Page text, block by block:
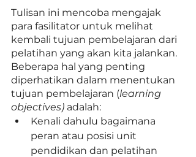
Tulisan ini mencoba mengajak
para fasilitator untuk melihat
kembali tujuan pembelajaran dari
pelatihan yang akan kita jalankan.
Beberapa hal yang penting
diperhatikan dalam menentukan
tujuan pembelajaran (learning
objectives) adalah:
Kenali dahulu bagaimana
peran atau posisi unit
pendidikan dan pelatihan